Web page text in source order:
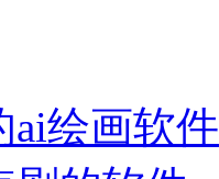
ai绘画软件